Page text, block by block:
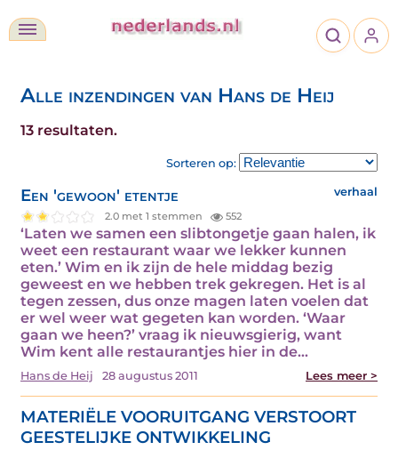
Alle inzendingen van Hans de Heij
13 resultaten.
Sorteren op:
Een 'gewoon' etentje verhaal
2.0 met 1 stemmen 552
‘Laten we samen een slibtongetje gaan halen, ik
weet een restaurant waar we lekker kunnen
eten.’ Wim en ik zijn de hele middag bezig
geweest en we hebben trek gekregen. Het is al
tegen zessen, dus onze magen laten voelen dat
er wel weer wat gegeten kan worden. ‘Waar
gaan we heen?’ vraag ik nieuwsgierig, want
Wim kent alle restaurantjes hier in de…
Hans de Heij 28 augustus 2011 Lees meer >
MATERIËLE VOORUITGANG VERSTOORT
GEESTELIJKE ONTWIKKELING